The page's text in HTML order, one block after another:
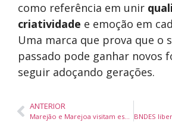
como referência em unir
criatividade e emoção em
Uma marca que prova que o
passado pode ganhar novos
seguir adoçando gerações.
ANTERIOR
Marejão e Marejoa visitam escolas e animam crianças antes da 36ª Marejada em Itajaí